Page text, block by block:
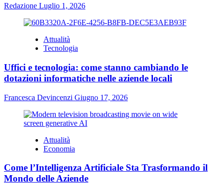
Redazione Luglio 1, 2026
Attualità
Tecnologia
Uffici e tecnologia: come stanno cambiando le
dotazioni informatiche nelle aziende locali
Francesca Devincenzi Giugno 17, 2026
Attualità
Economia
Come l’Intelligenza Artificiale Sta Trasformando il
Mondo delle Aziende